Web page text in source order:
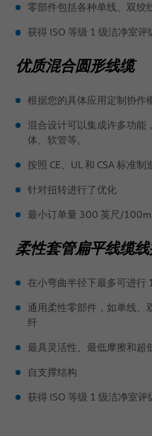
零部件包括各种单线、双绞
获得 ISO 等级 1 级洁净室评
优质混合圆形线缆
根据您的具体应用定制协作
混合设计可以集成许多功能
体、软管等。
按照 CE、UL 和 CSA 标准制
针对扭转进行了优化
最小订单量 300 英尺/100m
柔性套管扁平线缆
在小弯曲半径下最多可进行
通用柔性零部件，如单线、
纤
最具灵活性、最低摩擦和超
自支撑结构
获得 ISO 等级 1 级洁净室评